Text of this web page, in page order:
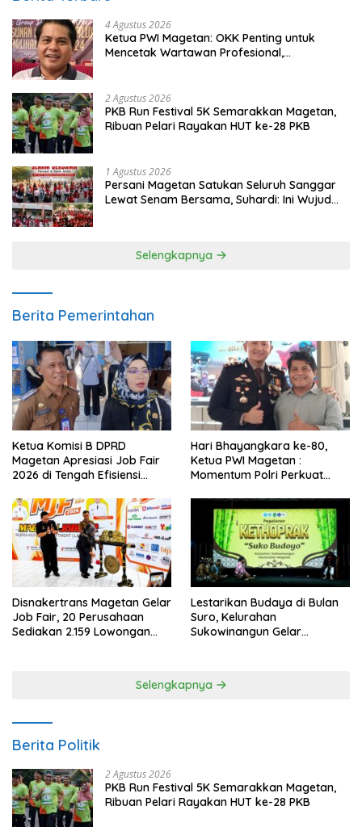
4 Agustus 2026
Ketua PWI Magetan: OKK Penting untuk
Mencetak Wartawan Profesional,
2 Agustus 2026
PKB Run Festival 5K Semarakkan Magetan,
Ribuan Pelari Rayakan HUT ke-28 PKB
1 Agustus 2026
Persani Magetan Satukan Seluruh Sanggar
Lewat Senam Bersama, Suhardi: Ini Wujud
Selengkapnya
Berita Pemerintahan
Ketua Komisi B DPRD
Magetan Apresiasi Job Fair
2026 di Tengah Efisiensi
Hari Bhayangkara ke-80,
Ketua PWI Magetan :
Momentum Polri Perkuat
Disnakertrans Magetan Gelar
Job Fair, 20 Perusahaan
Sediakan 2.159 Lowongan
Lestarikan Budaya di Bulan
Suro, Kelurahan
Sukowinangun Gelar
Selengkapnya
Berita Politik
2 Agustus 2026
PKB Run Festival 5K Semarakkan Magetan,
Ribuan Pelari Rayakan HUT ke-28 PKB